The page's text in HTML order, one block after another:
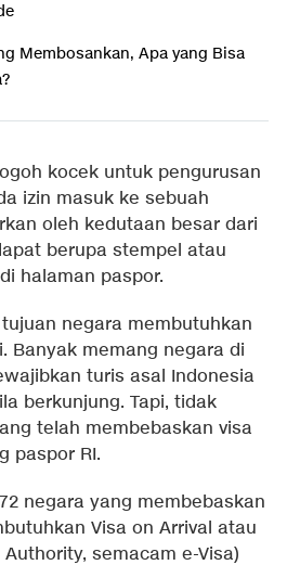
Membosankan, Apa yang Bisa
kocek untuk pengurusan
izin masuk ke sebuah
oleh kedutaan besar dari
berupa stempel atau
halaman paspor.
negara membutuhkan
Banyak memang negara di
turis asal Indonesia
berkunjung. Tapi, tidak
telah membebaskan visa
paspor RI.
negara yang membebaskan
Visa on Arrival atau
Authority, semacam e-Visa)